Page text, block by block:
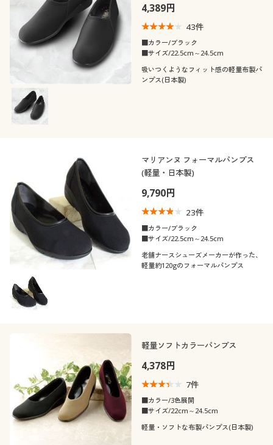
4,389円
43件
■カラー/ブラック
■サイズ/22.5cm～24.5cm
吸いつくようなフィット感の軽量布製パ
ンプス(日本製)
マリアンヌ フォーマルパンプス
(軽量・日本製)
9,790円
23件
■カラー/ブラック
■サイズ/22.5cm～24.5cm
老舗ナースシューズメーカーが作った、
軽量約120gのフォーマルパンプス
軽量ソフトカラーパンプス
4,378円
7件
■カラー/3色展開
■サイズ/22cm～24.5cm
軽量・ソフトな布製パンプス(日本製)